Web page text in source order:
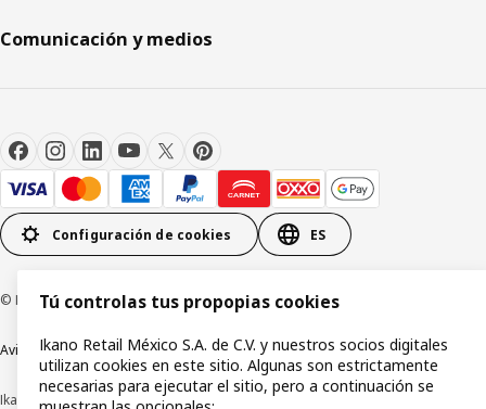
Comunicación y medios
Configuración de cookies ES
© Inter IKEA Systems B.V.1999-2026
Aviso de privacidad Política de cookiesTérminos y condiciones de uso
Ikano Retail México, S.A. de C.V.
Tú controlas tus propopias cookies
Ikano Retail México S.A. de C.V. y nuestros socios digitales
utilizan cookies en este sitio. Algunas son estrictamente
necesarias para ejecutar el sitio, pero a continuación se